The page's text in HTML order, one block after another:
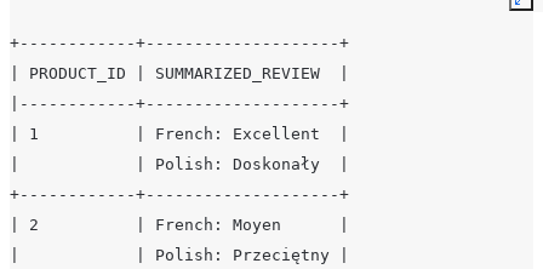
+------------+--------------------+
| PRODUCT_ID | SUMMARIZED_REVIEW  |
|------------+--------------------+
| 1          | French: Excellent  |
|            | Polish: Doskonały  |
+------------+--------------------+
| 2          | French: Moyen      |
|            | Polish: Przeciętny |